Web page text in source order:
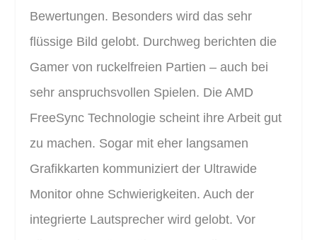
Bewertungen. Besonders wird das sehr
flüssige Bild gelobt. Durchweg berichten die
Gamer von ruckelfreien Partien – auch bei
sehr anspruchsvollen Spielen. Die AMD
FreeSync Technologie scheint ihre Arbeit gut
zu machen. Sogar mit eher langsamen
Grafikkarten kommuniziert der Ultrawide
Monitor ohne Schwierigkeiten. Auch der
integrierte Lautsprecher wird gelobt. Vor